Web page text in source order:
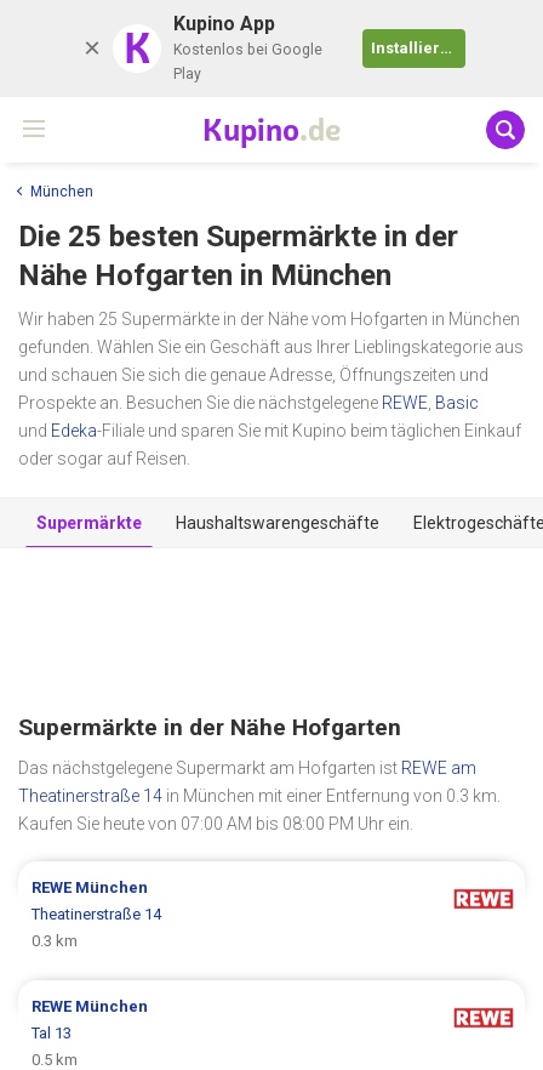
K Kupino App
Kostenlos bei Google
Play
Installieren
Kupino.de
München
Die 25 besten Supermärkte in der
Nähe Hofgarten in München
Wir haben 25 Supermärkte in der Nähe vom Hofgarten in München
gefunden. Wählen Sie ein Geschäft aus Ihrer Lieblingskategorie aus
und schauen Sie sich die genaue Adresse, Öffnungszeiten und
Prospekte an. Besuchen Sie die nächstgelegene REWE Basic
und Edeka-Filiale und sparen Sie mit Kupino beim täglichen Einkauf
oder sogar auf Reisen.
Supermärkte Haushaltswarengeschäfte
Supermärkte in der Nähe Hofgarten
Das nächstgelegene Supermarkt am Hofgarten ist REWE am
Theatinerstraße 14 in München mit einer Entfernung von 0.3 km.
Kaufen Sie heute von 07:00 AM bis 08:00 PM Uhr ein.
REWE München
Theatinerstraße 14
0.3 km
REWE München
Tal 13
0.5 km